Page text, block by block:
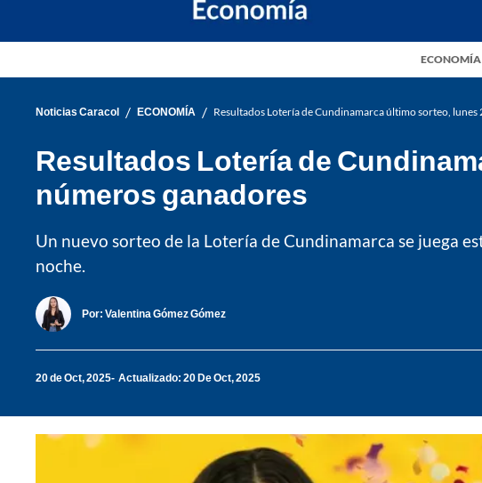
ECONOMÍA
Noticias Caracol / ECONOMÍA / Resultados Lotería de Cundinamarca último sorteo,
Resultados Lotería de
números ganadores
Un nuevo sorteo de la Lotería de Cundinamarca se juega
noche.
Por: Valentina Gómez Gómez
20 de Oct, 2025 Actualizado: 20 De Oct, 2025